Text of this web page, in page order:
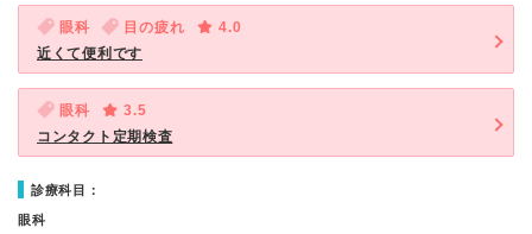
眼科 目の疲れ
4.0
近くて便利です
眼科
3.5
コンタクト定期検査
診療科目：
眼科